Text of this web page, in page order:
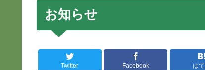
お知らせ
Twitter Facebook は